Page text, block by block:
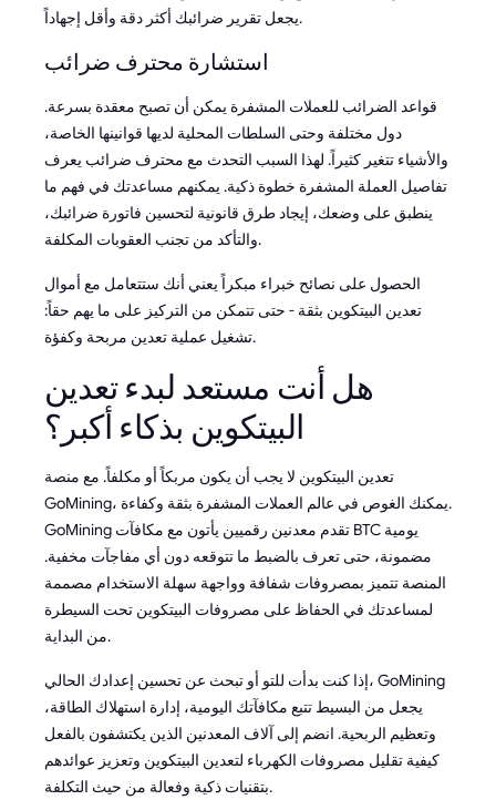
يجعل تقرير ضرائبك أكثر دقة وأقل إجهاداً.
استشارة محترف ضرائب
قواعد الضرائب للعملات المشفرة يمكن أن تصبح معقدة بسرعة.
دول مختلفة وحتى السلطات المحلية لديها قوانينها الخاصة،
والأشياء تتغير كثيراً. لهذا السبب التحدث مع محترف ضرائب يعرف
تفاصيل العملة المشفرة خطوة ذكية. يمكنهم مساعدتك في فهم ما
ينطبق على وضعك، إيجاد طرق قانونية لتحسين فاتورة ضرائبك،
والتأكد من تجنب العقوبات المكلفة.
الحصول على نصائح خبراء مبكراً يعني أنك ستتعامل مع أموال
تعدين البيتكوين بثقة - حتى تتمكن من التركيز على ما يهم حقاً:
تشغيل عملية تعدين مربحة وكفؤة.
هل أنت مستعد لبدء تعدين
البيتكوين بذكاء أكبر؟
تعدين البيتكوين لا يجب أن يكون مربكاً أو مكلفاً. مع منصة
GoMining، يمكنك الغوص في عالم العملات المشفرة بثقة وكفاءة.
GoMining تقدم معدنين رقميين يأتون مع مكافآت BTC يومية
مضمونة، حتى تعرف بالضبط ما تتوقعه دون أي مفاجآت مخفية.
المنصة تتميز بمصروفات شفافة وواجهة سهلة الاستخدام مصممة
لمساعدتك في الحفاظ على مصروفات البيتكوين تحت السيطرة
من البداية.
إذا كنت بدأت للتو أو تبحث عن تحسين إعدادك الحالي، GoMining
يجعل من البسيط تتبع مكافآتك اليومية، إدارة استهلاك الطاقة،
وتعظيم الربحية. انضم إلى آلاف المعدنين الذين يكتشفون بالفعل
كيفية تقليل مصروفات الكهرباء لتعدين البيتكوين وتعزيز عوائدهم
بتقنيات ذكية وفعالة من حيث التكلفة.